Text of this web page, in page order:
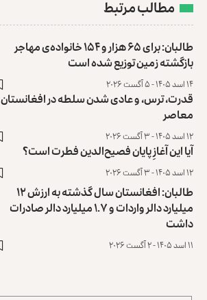
مطالب مرتبط
طالبان: برای ۶۵ هزار و ۱۵۴ خانواده‌ی مهاجر
بازگشته زمین توزیع ‏شده است
۱۴ اسد ۱۴۰۵ - ۵ آگست ۲۰۲۶
قدرت، ترس، و عادی ‌شدن سلطه در افغانستان
معاصر
۱۲ اسد ۱۴۰۵ - ۳ آگست ۲۰۲۶
آیا این آغازِ پایان فصیح‌الدین فطرت است؟
۱۲ اسد ۱۴۰۵ - ۳ آگست ۲۰۲۶
طالبان: افغانستان سال گذشته به ارزش ۱۲
میلیارد دالر واردات و ۱.۷ میلیارد دالر صادرات
داشت
۱۱ اسد ۱۴۰۵ - ۲ آگست ۲۰۲۶